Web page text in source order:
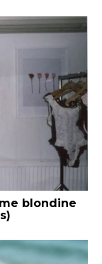
blondine